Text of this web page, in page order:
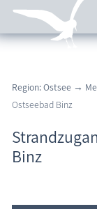
Regionales
Urlaubsorte
Karten
Region: Ostsee →
Ostseebad Binz
Binz